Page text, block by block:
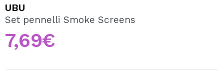
Creando un account su Maquibeauty.it potrai fare i tuoi
acquisti velocemente, controllare lo stato dei tuoi ordini e
consultare le tue operazioni precedenti.
UBU
Set pennelli Smoke Screens
7,69€